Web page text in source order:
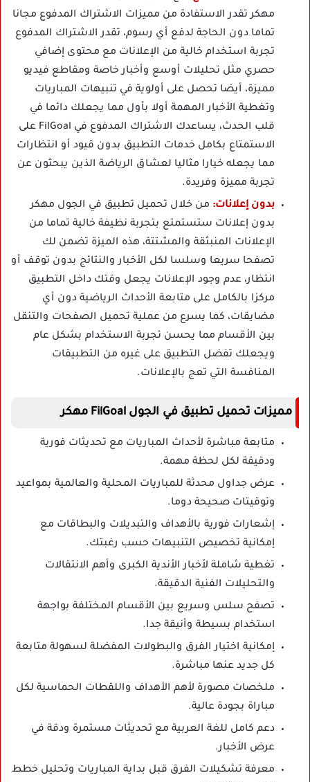
مهكر تقدر الاستفادة من مميزات الاشتراك المدفوع مجانا
تماما دون الحاجة لدفع أي رسوم، تقدر الاشتراك المدفوع
تجربة استخدام خالية من الإعلانات مع محتوى إضافي
حصري مثل تحليلات أوسع وأخبار خاصة ومقاطع فيديو
مميزة، أيضا تحصل على أولوية في تنبيهات المباريات
وتغطية الأخبار المهمة أولا بأول مما يجعلك دائما في
قلب الحدث، يساعدك الاشتراك المدفوع في FilGoal على
الاستمتاع بكامل خدمات التطبيق بدون قيود أو انتظارات
مما يجعله خيارا مثاليا لعشاق الرياضة الذين يبحثون عن
تجربة مميزة وفريدة.
بدون إعلانات: من خلال تحميل تطبيق في الجول مهكر
بدون إعلانات ستستمتع بتجربة نظيفة خالية تماما من
الإعلانات المنبثقة والمشتتة، هذه الميزة تضمن لك
تصفحا سريعا وسلسا لكل الأخبار والنتائج بدون توقف أو
انتظار، عدم وجود الإعلانات يجعل وقتك داخل التطبيق
مركزا بالكامل على متابعة الأحداث الرياضية دون أي
مضايقات، كما يسرع من عملية تحميل الصفحات والتنقل
بين الأقسام مما يحسن تجربة الاستخدام بشكل عام
ويجعلك تفضل التطبيق على غيره من التطبيقات
المنافسة التي تعج بالإعلانات.
مميزات تحميل تطبيق في الجول FilGoal مهكر
متابعة مباشرة لأحداث المباريات مع تحديثات فورية
ودقيقة لكل لحظة مهمة.
عرض جداول محدثة للمباريات المحلية والعالمية بمواعيد
وتوقيتات صحيحة دوما.
إشعارات فورية بالأهداف والتبديلات والبطاقات مع
إمكانية تخصيص التنبيهات حسب رغبتك.
تغطية شاملة لأخبار الأندية الكبرى وأهم الانتقالات
والتحليلات الفنية الدقيقة.
تصفح سلس وسريع بين الأقسام المختلفة بواجهة
استخدام بسيطة وأنيقة جدا.
إمكانية اختيار الفرق والبطولات المفضلة لسهولة متابعة
كل جديد عنها مباشرة.
ملخصات مصورة لأهم الأهداف واللقطات الحماسية لكل
مباراة بجودة عالية.
دعم كامل للغة العربية مع تحديثات مستمرة ودقة في
عرض الأخبار.
معرفة تشكيلات الفرق قبل بداية المباريات وتحليل خطط